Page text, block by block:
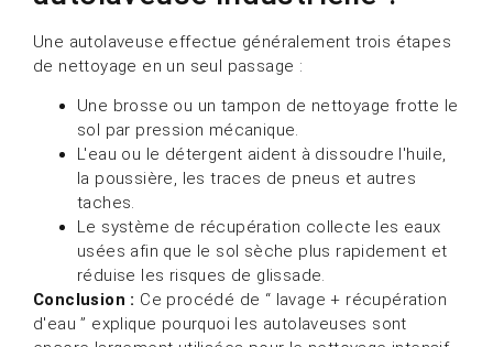
Une autolaveuse effectue généralement trois étapes
de nettoyage en un seul passage :
Une brosse ou un tampon de nettoyage frotte le
sol par pression mécanique.
L'eau ou le détergent aident à dissoudre l'huile,
la poussière, les traces de pneus et autres
taches.
Le système de récupération collecte les eaux
usées afin que le sol sèche plus rapidement et
réduise les risques de glissade.
Conclusion : Ce procédé de “ lavage + récupération
d'eau ” explique pourquoi les autolaveuses sont